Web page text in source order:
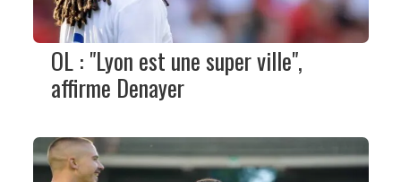
OL : "Lyon est une super ville",
affirme Denayer